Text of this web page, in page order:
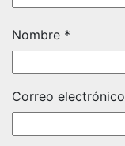
Nombre *
Correo electrónico